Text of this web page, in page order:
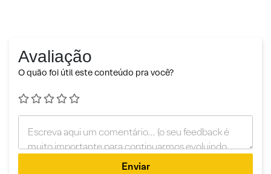
Avaliação
O quão foi útil este conteúdo pra você?
Enviar